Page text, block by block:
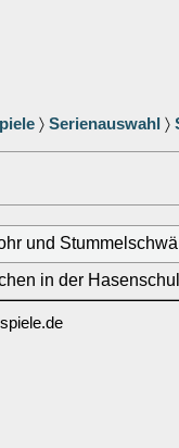
〉 Serienauswahl 〉
und
in der